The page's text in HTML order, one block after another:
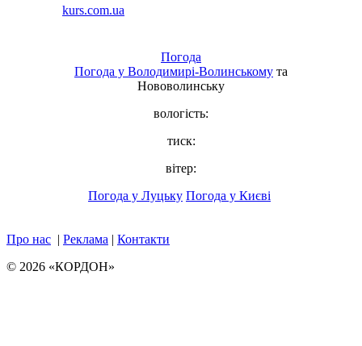
Погода
Погода у Володимирі-Волинському та
Нововолинську
вологість:
тиск:
вітер:
Погода у Луцьку Погода у Києві
Про нас | Реклама | Контакти
© 2026 «КОРДОН»